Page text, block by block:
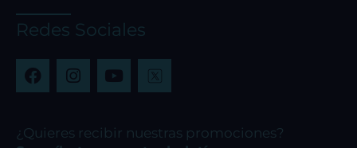
Redes Sociales
F
a
b
I
n
a
Y
o
u
¿Quieres recibir nuestras promociones?